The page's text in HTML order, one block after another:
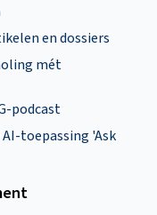
en dossiers
mét
podcast
toepassing 'Ask